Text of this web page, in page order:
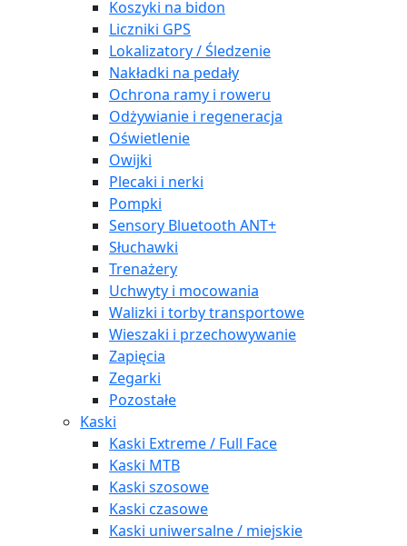
Koszyki na bidon
Liczniki GPS
Lokalizatory / Śledzenie
Nakładki na pedały
Ochrona ramy i roweru
Odżywianie i regeneracja
Oświetlenie
Owijki
Plecaki i nerki
Pompki
Sensory Bluetooth ANT+
Słuchawki
Trenażery
Uchwyty i mocowania
Walizki i torby transportowe
Wieszaki i przechowywanie
Zapięcia
Zegarki
Pozostałe
Kaski
Kaski Extreme / Full Face
Kaski MTB
Kaski szosowe
Kaski czasowe
Kaski uniwersalne / miejskie